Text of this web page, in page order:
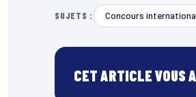
SUJETS : Concours
CET ARTICLE VOUS